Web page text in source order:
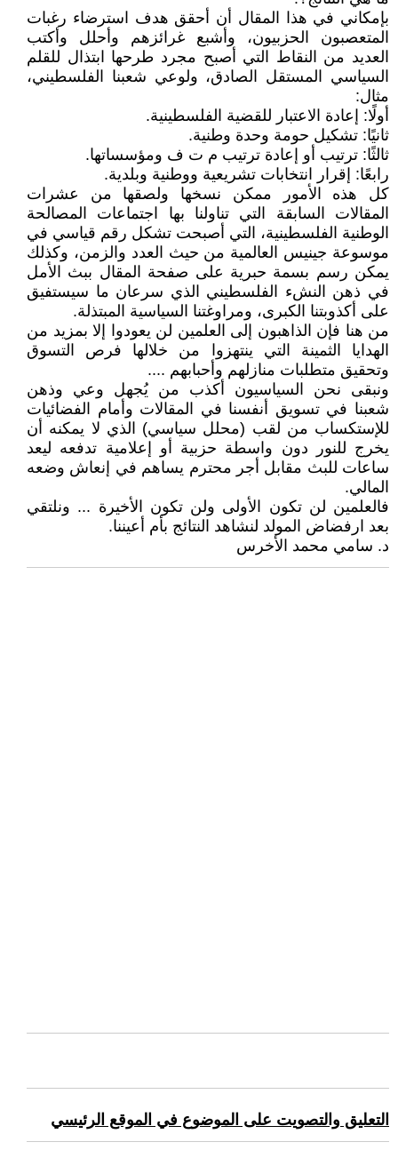
بإمكاني في هذا المقال أن أحقق هدف استرضاء رغبات
المتعصبون الحزبيون، وأشبع غرائزهم وأحلل وأكتب
العديد من النقاط التي أصبح مجرد طرحها ابتذال للقلم
السياسي المستقل الصادق، ولوعي شعبنا الفلسطيني،
مثال:
أولًا: إعادة الاعتبار للقضية الفلسطينية.
ثانيًا: تشكيل حومة وحدة وطنية.
ثالثًا: ترتيب أو إعادة ترتيب م ت ف ومؤسساتها.
رابعًا: إقرار انتخابات تشريعية ووطنية وبلدية.
كل هذه الأمور ممكن نسخها ولصقها من عشرات
المقالات السابقة التي تناولنا بها اجتماعات المصالحة
الوطنية الفلسطينية، التي أصبحت تشكل رقم قياسي في
موسوعة جينيس العالمية من حيث العدد والزمن، وكذلك
يمكن رسم بسمة حبرية على صفحة المقال ببث الأمل
في ذهن النشء الفلسطيني الذي سرعان ما سيستفيق
على أكذوبتنا الكبرى، ومراوغتنا السياسية المبتذلة.
من هنا فإن الذاهبون إلى العلمين لن يعودوا إلا بمزيد من
الهدايا الثمينة التي ينتهزوا من خلالها فرص التسوق
وتحقيق متطلبات منازلهم وأحبابهم ....
ونبقى نحن السياسيون أكذب من يُجهل وعي وذهن
شعبنا في تسويق أنفسنا في المقالات وأمام الفضائيات
للإستكساب من لقب (محلل سياسي) الذي لا يمكنه أن
يخرج للنور دون واسطة حزبية أو إعلامية تدفعه ليعد
ساعات للبث مقابل أجر محترم يساهم في إنعاش وضعه
المالي.
فالعلمين لن تكون الأولى ولن تكون الأخيرة ... ونلتقي
بعد ارفضاض المولد لنشاهد النتائج بأم أعيننا.
د. سامي محمد الأخرس
التعليق والتصويت على الموضوع في الموقع الرئيسي